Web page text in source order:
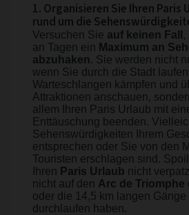
1. Organisieren Sie Ihren Paris
rund um die
Versuchen Sie auf keinen Fall
,
an Tagen ein Maximum an
abzuhaken. Sie werden nicht
wenn Sie durch die Stadt
Warteschlangen kämpfen und
Attraktionen anschauen,
allem Ihren Paris Urlaub mit
Enttäuschung beenden.
Sehenswürdigkeiten Ihrem
entsprechen oder Sie von den
Touristen erschlagen sind.
Ihren Paris Urlaub nicht
nicht auf den Arc de Triomphe
oder die 14,5 km langen Gänge
durchlaufen haben.